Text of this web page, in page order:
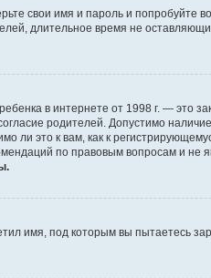
свои имя и пароль и попробуйте
длительное время не
в интернете от 1998 г. —
родителей. Допустимо
ли это к вам, как к
по правовым вопросам и
имя, под которым вы пытаетесь